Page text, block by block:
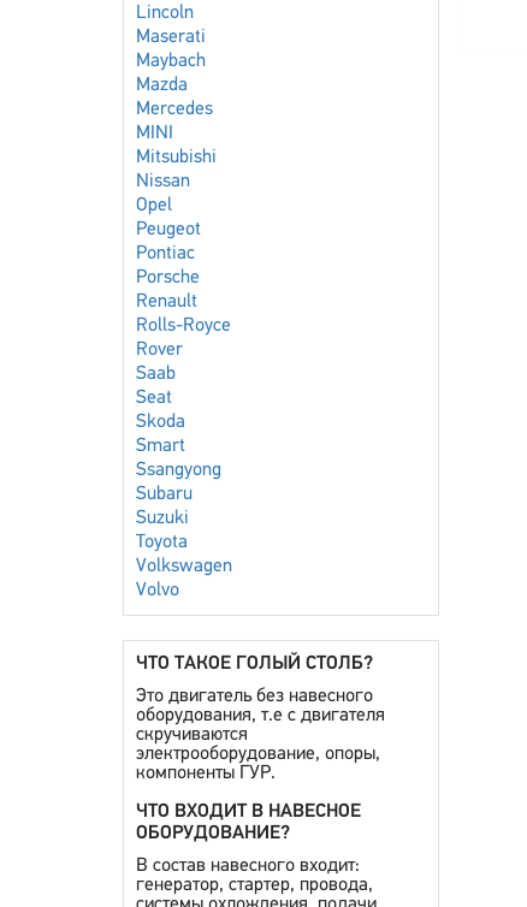
Lincoln
Maserati
Maybach
Mazda
Mercedes
MINI
Mitsubishi
Nissan
Opel
Peugeot
Pontiac
Porsche
Renault
Rolls-Royce
Rover
Saab
Seat
Skoda
Smart
Ssangyong
Subaru
Suzuki
Toyota
Volkswagen
Volvo
ЧТО ТАКОЕ ГОЛЫЙ СТОЛБ?
Это двигатель без навесного
оборудования, т.е с двигателя
скручиваются
электрооборудование, опоры,
компоненты ГУР.
ЧТО ВХОДИТ В НАВЕСНОЕ
ОБОРУДОВАНИЕ?
В состав навесного входит:
генератор, стартер, провода,